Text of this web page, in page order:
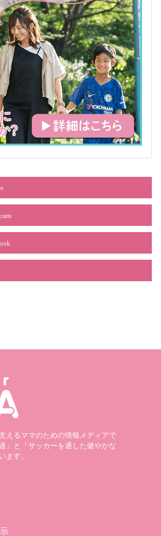
えるママのための情報メディアで
」と「サッカーを通した健やかな
ます。